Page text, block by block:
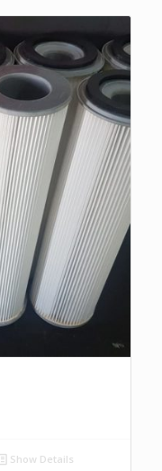
Show Details